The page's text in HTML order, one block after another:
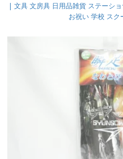
| 文具 文房具 日用品雑貨 ステーシ
お祝い 学校 スク